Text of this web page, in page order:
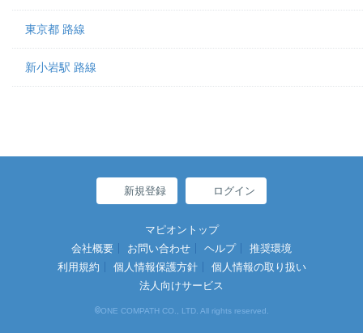
東京都 路線
新小岩駅 路線
新規登録 ログイン
マピオントップ
会社概要
お問い合わせ ヘルプ
推奨環境
利用規約
個人情報保護方針
個人情報の取り扱い
法人向けサービス
©ONE COMPATH CO., LTD. All rights reserved.